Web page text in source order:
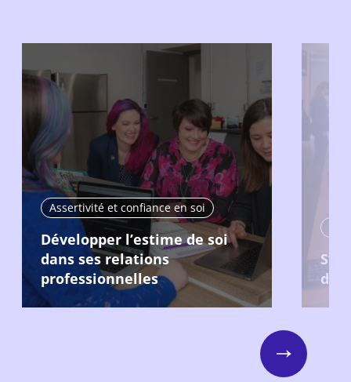
Assertivité et confiance en soi
Développer l’estime de soi
dans ses relations
professionnelles
Next